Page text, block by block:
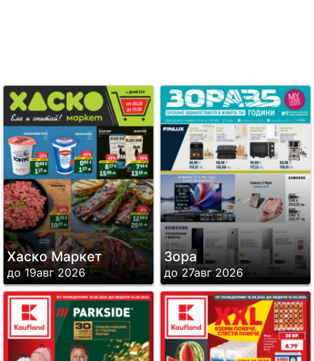
Хаско Маркет
до 19авг 2026
Зора
до 27авг 2026